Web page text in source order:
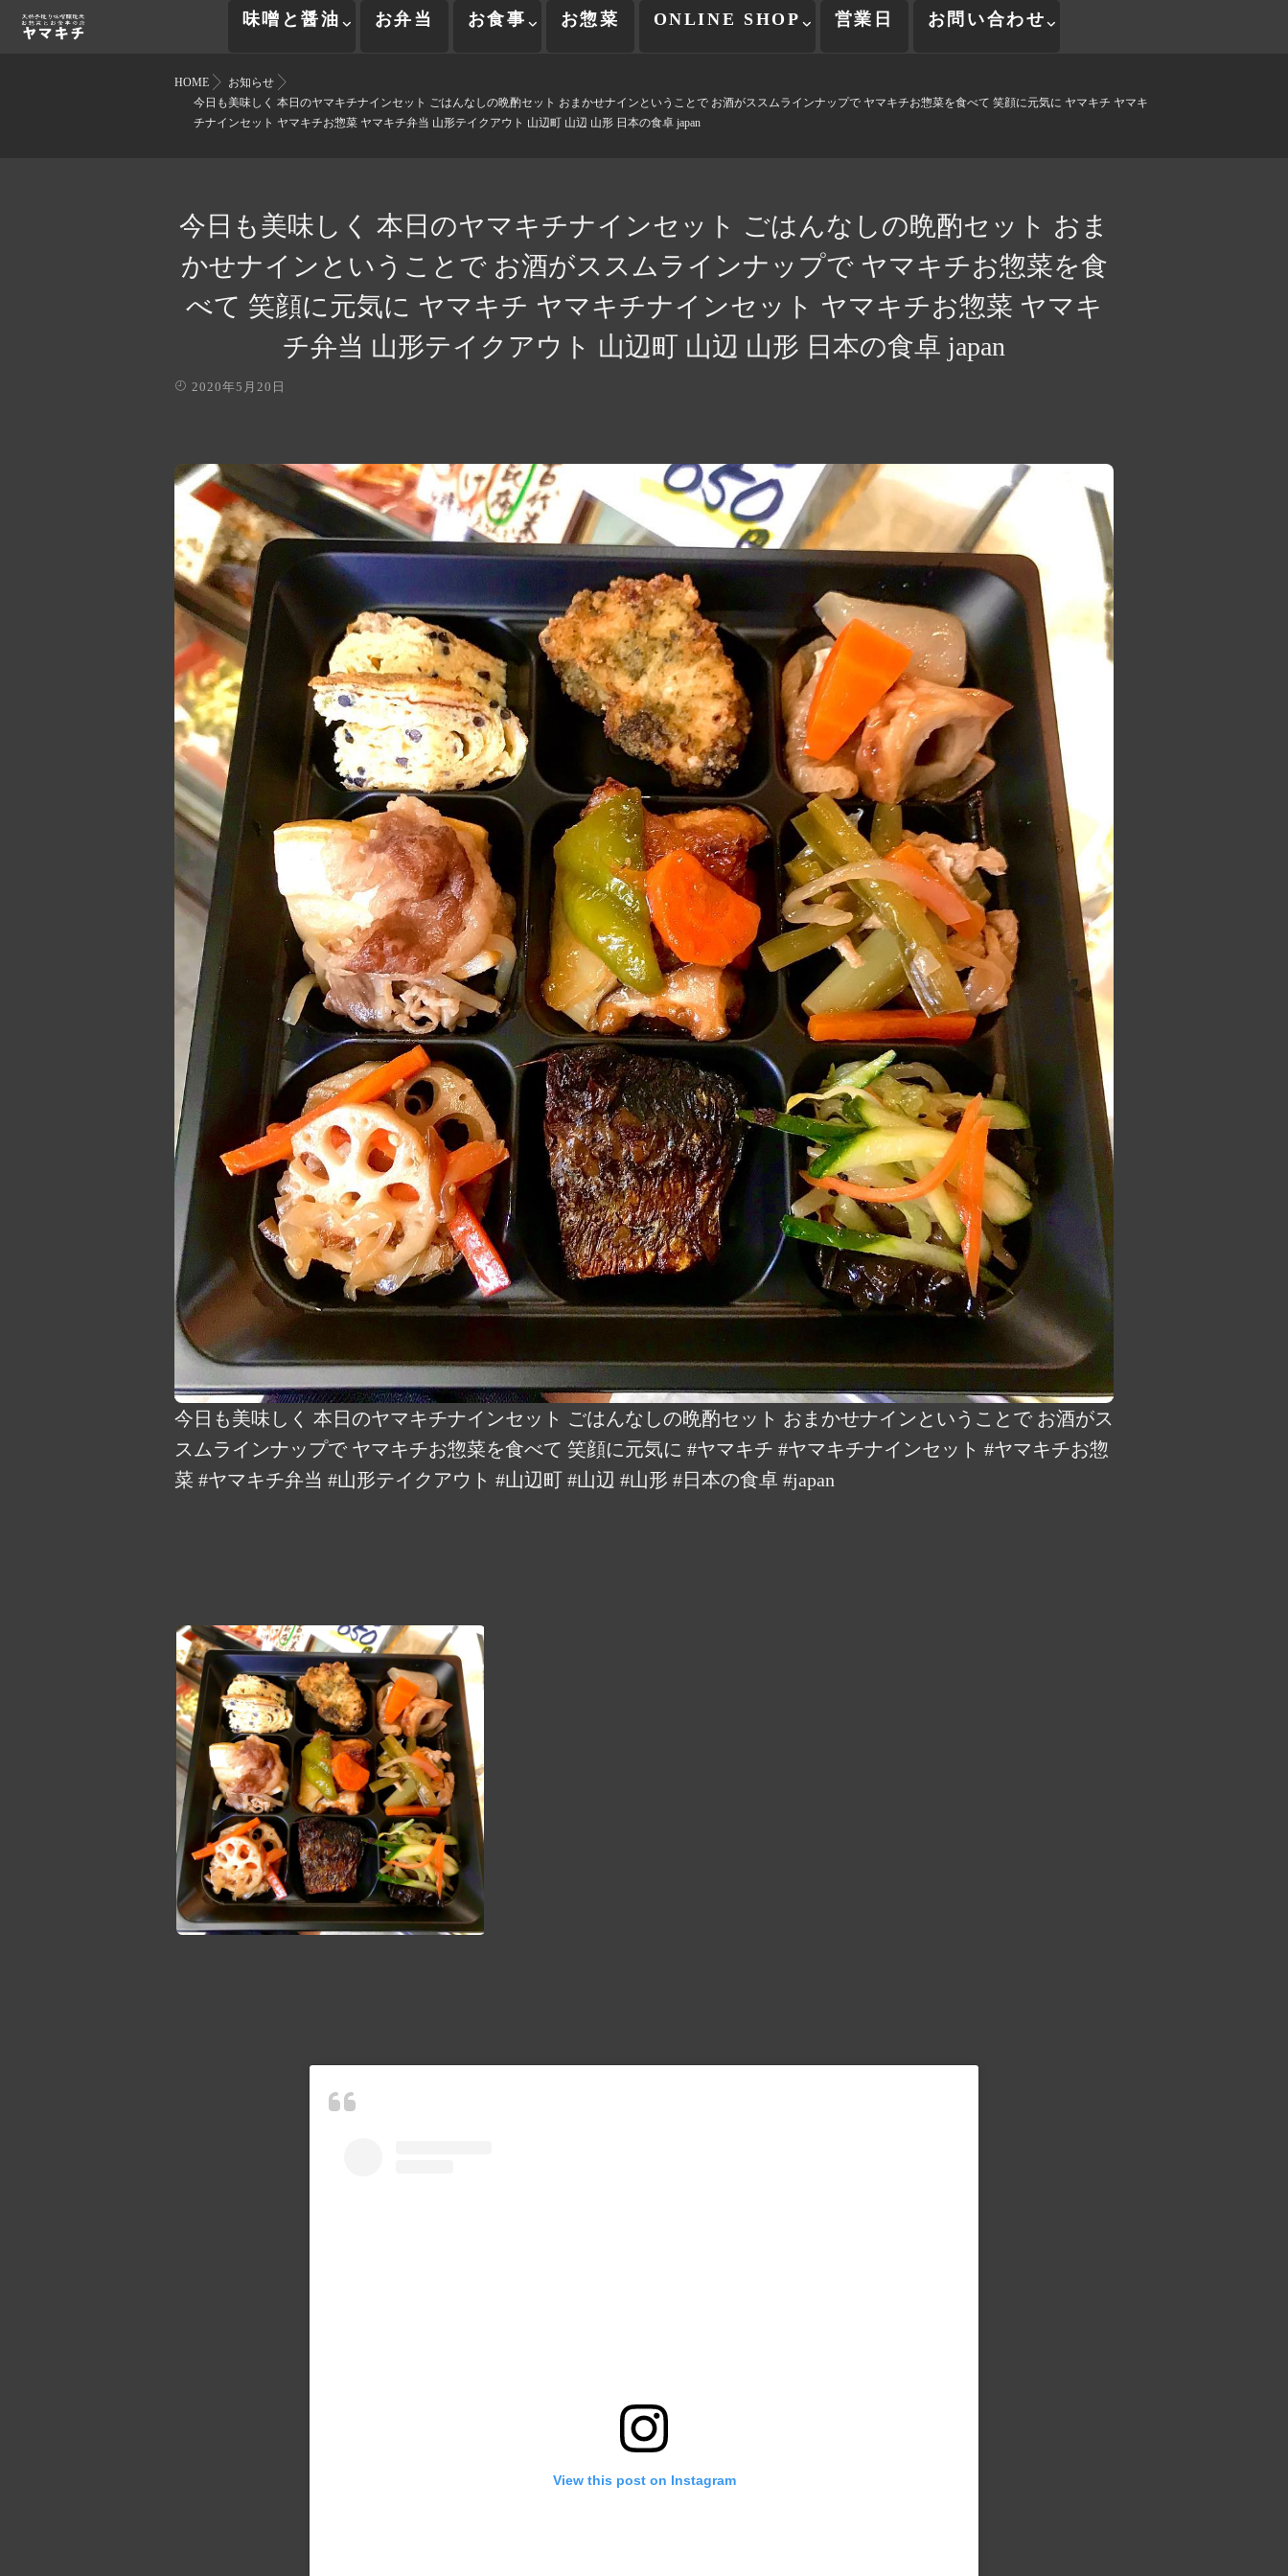
味噌と醤油 お弁当 お食事 お惣菜 ONLINE SHOP 営業日 お問い合わせ
HOME
お知らせ
今日も美味しく 本日のヤマキチナインセット ごはんなしの晩酌セット おまかせナインということで お酒がススムラインナップで ヤマキチお惣菜を食べて 笑顔に元気に ヤマキチ ヤマキ
チナインセット ヤマキチお惣菜 ヤマキチ弁当 山形テイクアウト 山辺町 山辺 山形 日本の食卓 japan
今日も美味しく 本日のヤマキチナインセット ごはんなしの晩酌セット おま
かせナインということで お酒がススムラインナップで ヤマキチお惣菜を食
べて 笑顔に元気に ヤマキチ ヤマキチナインセット ヤマキチお惣菜 ヤマキ
チ弁当 山形テイクアウト 山辺町 山辺 山形 日本の食卓 japan
2020年5月20日
今日も美味しく 本日のヤマキチナインセット ごはんなしの晩酌セット おまかせナインということで お酒がス
スムラインナップで ヤマキチお惣菜を食べて 笑顔に元気に #ヤマキチ #ヤマキチナインセット #ヤマキチお惣
菜 #ヤマキチ弁当 #山形テイクアウト #山辺町 #山辺 #山形 #日本の食卓 #japan
View this post on Instagram